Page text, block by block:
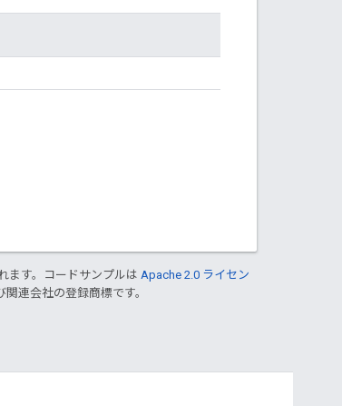
ます。コードサンプルは Apache 2.0 ライセン
連会社の登録商標です。